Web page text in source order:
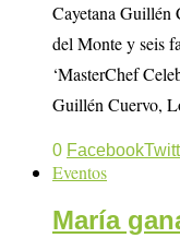
Cayetana Guillén
del Monte y seis
‘MasterChef
Guillén Cuervo,
0 Facebook
Eventos
María